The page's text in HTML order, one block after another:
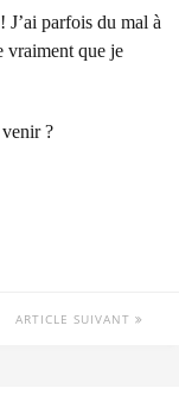
J’ai parfois du mal à
vraiment que je
?
ARTICLE SUIVANT